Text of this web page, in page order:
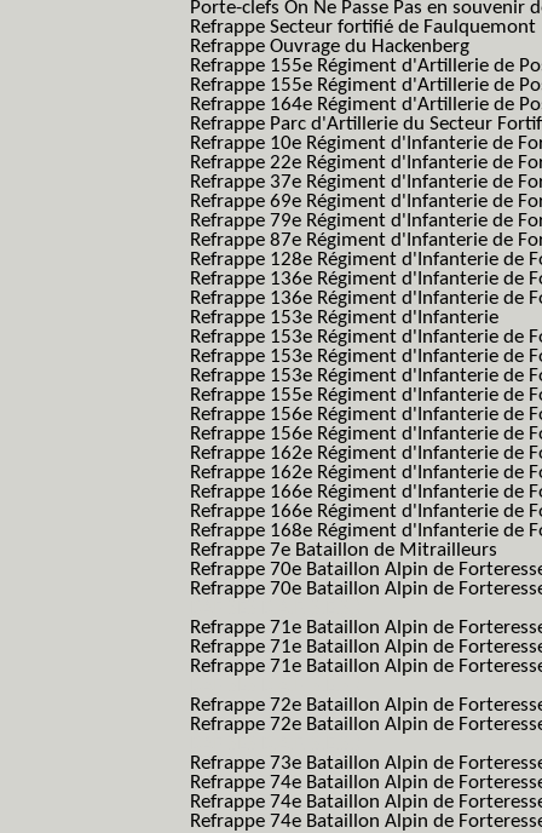
Porte-clefs On Ne Passe Pas en souvenir
Refrappe Secteur fortifié de Faulquemont
Refrappe Ouvrage du Hackenberg
Refrappe 155e Régiment d'Artillerie de
Refrappe 155e Régiment d'Artillerie de
Refrappe 164e Régiment d'Artillerie de
Refrappe Parc d'Artillerie du Secteur
Refrappe 10e Régiment d'Infanterie de
Refrappe 22e Régiment d'Infanterie de
Refrappe 37e Régiment d'Infanterie de
Refrappe 69e Régiment d'Infanterie de
Refrappe 79e Régiment d'Infanterie de
Refrappe 87e Régiment d'Infanterie de
Refrappe 128e Régiment d'Infanterie de
Refrappe 136e Régiment d'Infanterie de
Refrappe 136e Régiment d'Infanterie de
Refrappe 153e Régiment d'Infanterie
Refrappe 153e Régiment d'Infanterie de
Refrappe 153e Régiment d'Infanterie de
Refrappe 153e Régiment d'Infanterie de
Refrappe 155e Régiment d'Infanterie de
Refrappe 156e Régiment d'Infanterie de
Refrappe 156e Régiment d'Infanterie de
Refrappe 162e Régiment d'Infanterie de
Refrappe 162e Régiment d'Infanterie de
Refrappe 166e Régiment d'Infanterie de
Refrappe 166e Régiment d'Infanterie de
Refrappe 168e Régiment d'Infanterie de
Refrappe 7e Bataillon de Mitrailleurs
Refrappe 70e Bataillon Alpin de
Refrappe 70e Bataillon Alpin de
Refrappe 71e Bataillon Alpin de
Refrappe 71e Bataillon Alpin de
Refrappe 71e Bataillon Alpin de
Refrappe 72e Bataillon Alpin de
Refrappe 72e Bataillon Alpin de
Refrappe 73e Bataillon Alpin de
Refrappe 74e Bataillon Alpin de
Refrappe 74e Bataillon Alpin de
Refrappe 74e Bataillon Alpin de